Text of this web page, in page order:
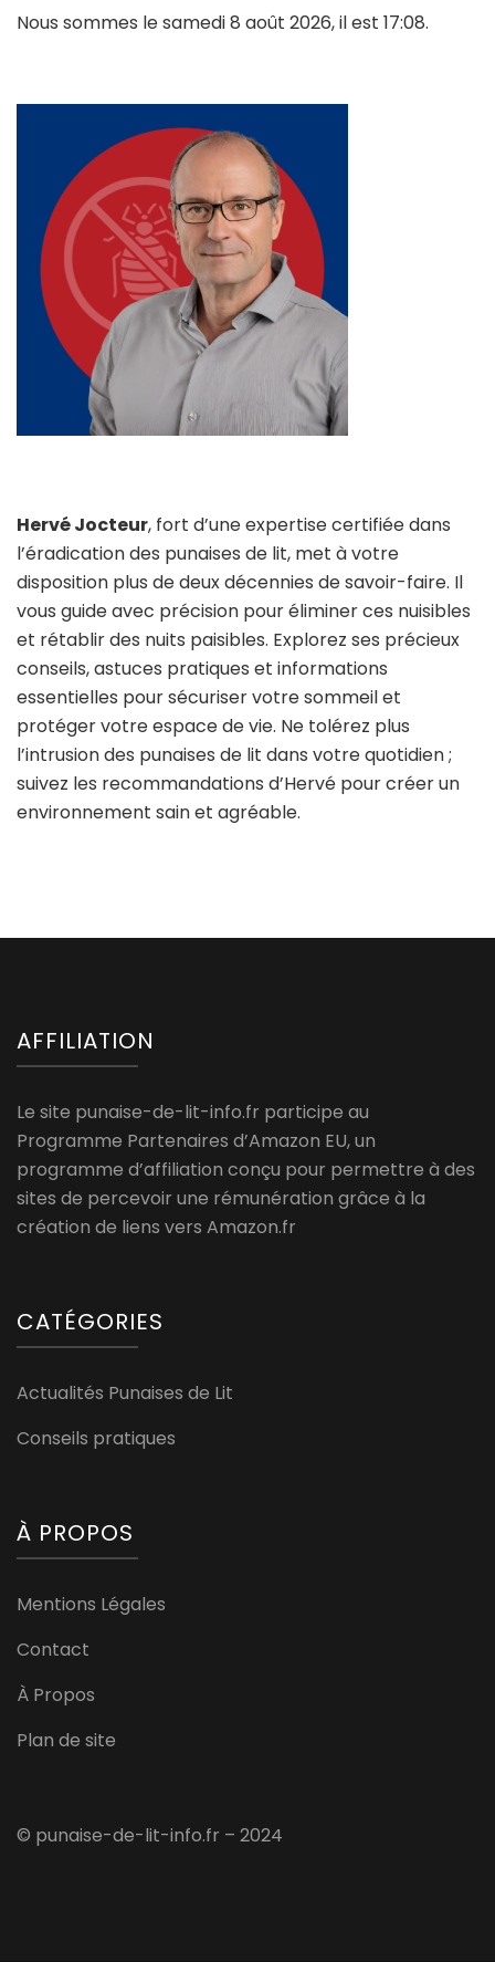
Nous sommes le samedi 8 août 2026, il est 17:08.
Hervé Jocteur, fort d’une expertise certifiée dans
l’éradication des punaises de lit, met à votre
disposition plus de deux décennies de savoir-faire. Il
vous guide avec précision pour éliminer ces nuisibles
et rétablir des nuits paisibles. Explorez ses précieux
conseils, astuces pratiques et informations
essentielles pour sécuriser votre sommeil et
protéger votre espace de vie. Ne tolérez plus
l’intrusion des punaises de lit dans votre quotidien ;
suivez les recommandations d’Hervé pour créer un
environnement sain et agréable.
AFFILIATION
Le site punaise-de-lit-info.fr participe au
Programme Partenaires d’Amazon EU, un
programme d’affiliation conçu pour permettre à des
sites de percevoir une rémunération grâce à la
création de liens vers Amazon.fr
CATÉGORIES
Actualités Punaises de Lit
Conseils pratiques
À PROPOS
Mentions Légales
Contact
À Propos
Plan de site
© punaise-de-lit-info.fr – 2024